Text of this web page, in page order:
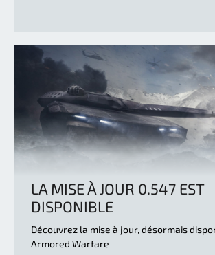
LA MISE À JOUR 0.547 EST
DISPONIBLE
Découvrez la mise à jour, désormais
Armored Warfare